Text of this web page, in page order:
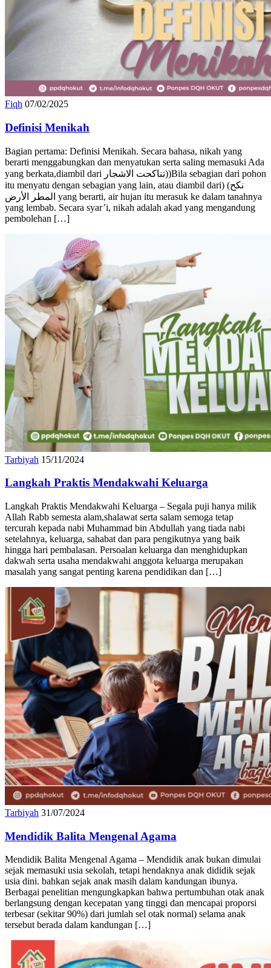
Fiqh 07/02/2025
Definisi Menikah
Bagian pertama: Definisi Menikah. Secara bahasa, nikah yang
berarti menggabungkan dan menyatukan serta saling memasuki Ada
yang berkata,diambil dari تناكحت الاشجار))Bila sebagian dari pohon
itu menyatu dengan sebagian yang lain, atau diambil dari) (نكح
المطر الأرض yang berarti, air hujan itu merasuk ke dalam tanahnya
yang lembab. Secara syar’i, nikah adalah akad yang mengandung
pembolehan […]
Tarbiyah 15/11/2024
Langkah Praktis Mendakwahi Keluarga
Langkah Praktis Mendakwahi Keluarga – Segala puji hanya milik
Allah Rabb semesta alam,shalawat serta salam semoga tetap
tercurah kepada nabi Muhammad bin Abdullah yang tiada nabi
setelahnya, keluarga, sahabat dan para pengikutnya yang baik
hingga hari pembalasan. Persoalan keluarga dan menghidupkan
dakwah serta usaha mendakwahi anggota keluarga merupakan
masalah yang sangat penting karena pendidikan dan […]
Tarbiyah 31/07/2024
Mendidik Balita Mengenal Agama
Mendidik Balita Mengenal Agama – Mendidik anak bukan dimulai
sejak memasuki usia sekolah, tetapi hendaknya anak dididik sejak
usia dini. bahkan sejak anak masih dalam kandungan ibunya.
Berbagai penelitian mengungkapkan bahwa pertumbuhan otak anak
berlangsung dengan kecepatan yang tinggi dan mencapai proporsi
terbesar (sekitar 90%) dari jumlah sel otak normal) selama anak
tersebut berada dalam kandungan […]